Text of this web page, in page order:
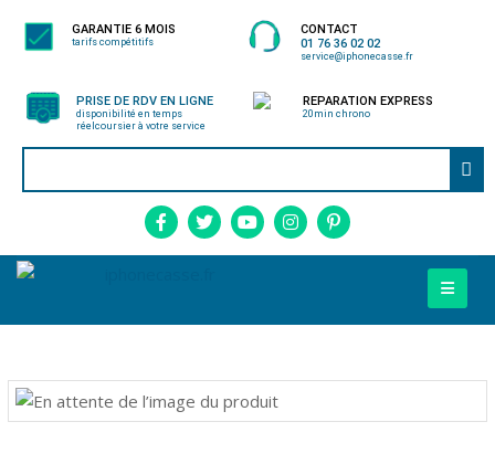
GARANTIE 6 MOIS
tarifs compétitifs
CONTACT
01 76 36 02 02
service@iphonecasse.fr
PRISE DE RDV EN LIGNE
disponibilité en temps
réelcoursier à votre service
REPARATION EXPRESS
20min chrono